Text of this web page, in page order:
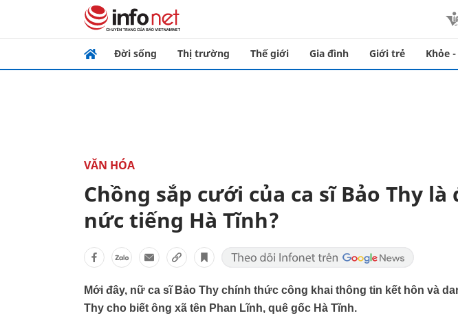
Đời sống Thị trường Thế giới Gia đình Giới trẻ Khỏe
VĂN HÓA
Chồng sắp cưới của ca sĩ Bảo Thy là
nức tiếng Hà Tĩnh?
Mới đây, nữ ca sĩ Bảo Thy chính thức công khai thông tin kết hôn và
Thy cho biết ông xã tên Phan Lĩnh, quê gốc Hà Tĩnh.